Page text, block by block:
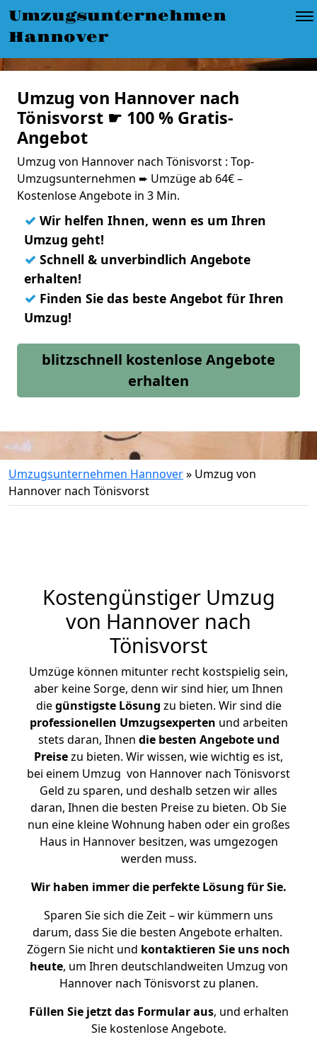
Umzugsunternehmen
Hannover
Umzug von Hannover nach
Tönisvorst ☛ 100 % Gratis-
Angebot
Umzug von Hannover nach Tönisvorst : Top-
Umzugsunternehmen ➨ Umzüge ab 64€ –
Kostenlose Angebote in 3 Min.
✓ Wir helfen Ihnen, wenn es um Ihren
Umzug geht!
✓ Schnell & unverbindlich Angebote
erhalten!
✓ Finden Sie das beste Angebot für Ihren
Umzug!
blitzschnell kostenlose Angebote
erhalten
Umzugsunternehmen Hannover» Umzug von
Hannover nach Tönisvorst
Kostengünstiger Umzug
von Hannover nach
Tönisvorst
Umzüge können mitunter recht kostspielig sein,
aber keine Sorge, denn wir sind hier, um Ihnen
diegünstigste Lösung zu bieten. Wir sind die
professionellen Umzugsexperten und arbeiten
stets daran, Ihnen die besten Angebote und
Preisezu bieten. Wir wissen, wie wichtig es ist,
bei einem Umzug von Hannover nach Tönisvorst
Geld zu sparen, und deshalb setzen wir alles
daran, Ihnen die besten Preise zu bieten. Ob Sie
nun eine kleine Wohnung haben oder ein großes
Haus in Hannover besitzen, was umgezogen
werden muss.
Wir haben immer die perfekte Lösung für Sie.
Sparen Sie sich die Zeit – wir kümmern uns
darum, dass Sie die besten Angebote erhalten.
Zögern Sie nicht und kontaktieren Sie uns noch
heute, um Ihren deutschlandweiten Umzug von
Hannover nach Tönisvorst zu planen.
Füllen Sie jetzt das Formular aus, und erhalten
Sie kostenlose Angebote.